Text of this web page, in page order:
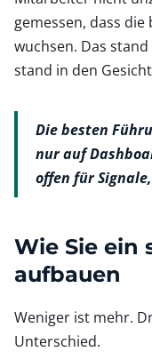
gemessen, dass
wuchsen. Das
stand in den
Die besten
nur auf
offen für
Wie Sie ein
aufbauen
Weniger ist mehr.
Unterschied.